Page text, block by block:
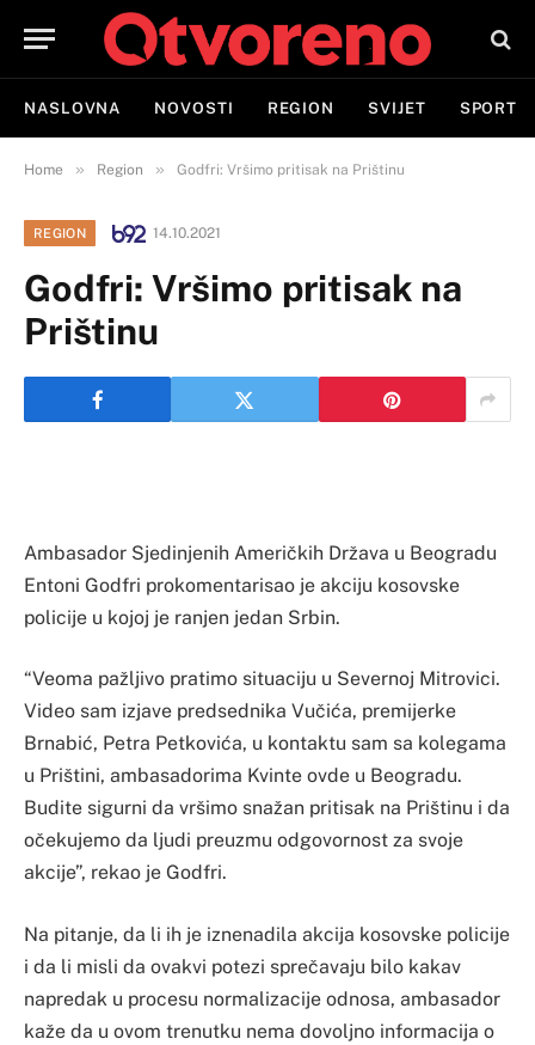
NASLOVNA NOVOSTI REGION SVIJET SPORT
Home » Region » Godfri: Vršimo pritisak na Prištinu
REGION 14.10.2021
Godfri: Vršimo pritisak na
Prištinu
Ambasador Sjedinjenih Američkih Država u Beogradu
Entoni Godfri prokomentarisao je akciju kosovske
policije u kojoj je ranjen jedan Srbin.
“Veoma pažljivo pratimo situaciju u Severnoj Mitrovici.
Video sam izjave predsednika Vučića, premijerke
Brnabić, Petra Petkovića, u kontaktu sam sa kolegama
u Prištini, ambasadorima Kvinte ovde u Beogradu.
Budite sigurni da vršimo snažan pritisak na Prištinu i da
očekujemo da ljudi preuzmu odgovornost za svoje
akcije”, rekao je Godfri.
Na pitanje, da li ih je iznenadila akcija kosovske policije
i da li misli da ovakvi potezi sprečavaju bilo kakav
napredak u procesu normalizacije odnosa, ambasador
kaže da u ovom trenutku nema dovoljno informacija o